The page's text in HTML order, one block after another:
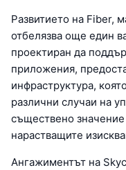
Развитието на Fiber,
отбелязва още един
проектиран да
приложения,
инфраструктура,
различни случаи на
съществено значение
нарастващите
Ангажиментът на